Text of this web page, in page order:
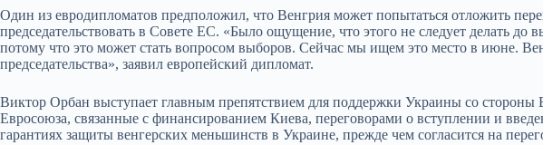
Один из евродипломатов предположил, что Венгрия может попытаться отложить
председательствовать в Совете ЕС. «Было ощущение, что этого не следует делать
потому что это может стать вопросом выборов. Сейчас мы ищем это место в июне.
председательства», заявил европейский дипломат.
Виктор Орбан выступает главным препятствием для поддержки Украины со
Евросоюза, связанные с финансированием Киева, переговорами о вступлении и
гарантиях защиты венгерских меньшинств в Украине, прежде чем согласится на